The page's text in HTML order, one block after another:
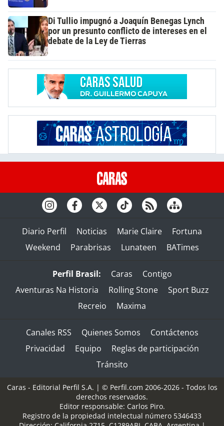
Di Tullio impugnó a Joaquín Benegas Lynch
por un presunto conflicto de intereses en el
debate de la Ley de Tierras
Diario Perfil Noticias Marie Claire
Fortuna
Weekend
Parabrisas Lunateen BATimes
Perfil Brasil: Caras
Contigo
Aventuras Na Historia
Rolling Stone
Sport Buzz
Recreio
Maxima
Canales RSS Quienes Somos
Contáctenos
Privacidad
Equipo
Reglas de participación
Tránsito
Caras - Editorial Perfil S.A. | © Perfil.com 2006-2026 - Todos los
derechos reservados.
Editor responsable: Carlos Piro.
Registro de la propiedad intelectual número 5346433